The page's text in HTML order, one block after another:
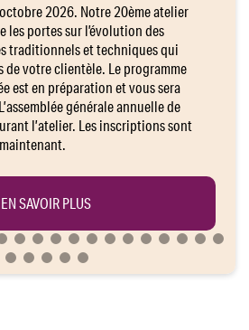
2026. Notre 20ème atelier
les portes sur l’évolution des
traditionnels et techniques qui
de votre clientèle. Le programme
est en préparation et vous sera
générale annuelle de
l’atelier. Les inscriptions sont
EN SAVOIR PLUS